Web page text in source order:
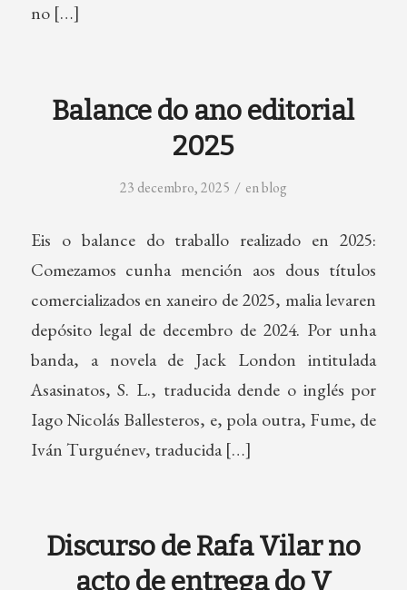
no […]
Balance do ano editorial
2025
23 decembro, 2025 / enblog
Eis o balance do traballo realizado en 2025:
Comezamos cunha mención aos dous títulos
comercializados en xaneiro de 2025, malia levaren
depósito legal de decembro de 2024. Por unha
banda, a novela de Jack London intitulada
Asasinatos, S. L., traducida dende o inglés por
Iago Nicolás Ballesteros, e, pola outra, Fume, de
Iván Turguénev, traducida […]
Discurso de Rafa Vilar no
acto de entrega do V